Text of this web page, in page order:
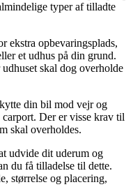
typer af tilladte
ekstra opbevaringsplads,
et udhus på din grund.
skal dog overholde
din bil mod vejr og
Der er visse krav til
skal overholdes.
udvide dit uderum og
du få tilladelse til dette.
størrelse og placering,